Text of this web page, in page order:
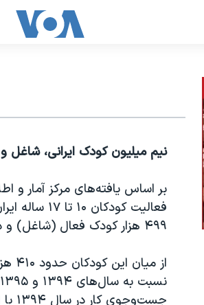
نیم میلیون کودک ایرانی،
بر اساس یافته‌های مرکز آمار و
۴۹۹ هزار کودک فعال (شاغل) و در جست‌وجوی کار هستند.